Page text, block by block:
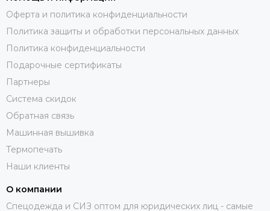
Оферта и политика конфиденциальности
Политика защиты и обработки персональных данных
Политика конфиденциальности
Подарочные сертификаты
Партнеры
Система скидок
Обратная связь
Машинная вышивка
Термопечать
Наши клиенты
О компании
Спецодежда и СИЗ оптом для юридических лиц - самые